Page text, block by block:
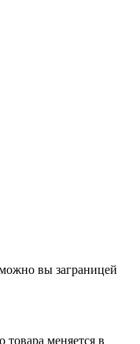
вы заграницей
товара меняется в